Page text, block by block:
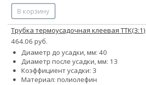
В корзину
Трубка термоусадочная клеевая
464.06 руб.
Диаметр до усадки, мм: 40
Диаметр после усадки, мм: 13
Коэффициент усадки: 3
Материал: полиолефин